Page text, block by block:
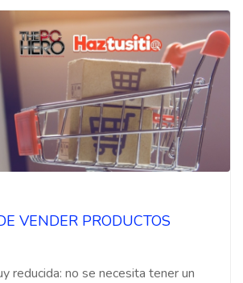
VENDER PRODUCTOS
reducida: no se necesita tener un